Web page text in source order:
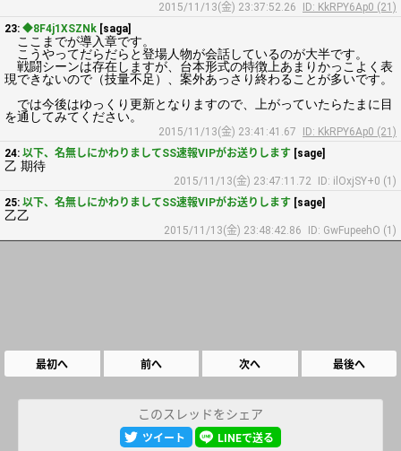
2015/11/13(金) 23:37:52.26
ID: KkRPY6Ap0 (21)
23: ◆8F4j1XSZNk [saga]
ここまでが導入章です。
こうやってだらだらと登場人物が会話しているのが大半です。
戦闘シーンは存在しますが、台本形式の特徴上あまりかっこよく表
現できないので（技量不足）、案外あっさり終わることが多いです。
では今後はゆっくり更新となりますので、上がっていたらたまに目
を通してみてください。
2015/11/13(金) 23:41:41.67
ID: KkRPY6Ap0 (21)
24: 以下、名無しにかわりましてSS速報VIPがお送りします [sage]
乙 期待
2015/11/13(金) 23:47:11.72
ID: ilOxjSY+0 (1)
25: 以下、名無しにかわりましてSS速報VIPがお送りします [sage]
乙乙
2015/11/13(金) 23:48:42.86 ID: GwFupeehO (1)
最初へ 前へ 次へ 最後へ
このスレッドをシェア
ツイート LINEで送る